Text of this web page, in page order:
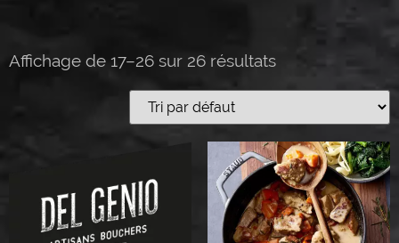
Affichage de 17–26 sur 26 résultats